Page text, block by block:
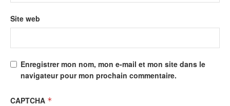
Site web
Enregistrer mon nom, mon e-mail et mon site dans le
navigateur pour mon prochain commentaire.
CAPTCHA *